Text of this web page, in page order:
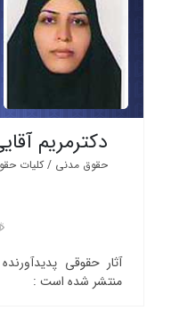
دکترمریم
حقوق مدنی / کلیات
آثار حقوقی
منتشر شده است :